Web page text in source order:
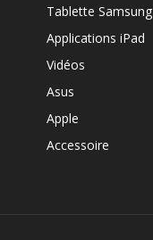
Tablette Samsung
Applications iPad
Vidéos
Asus
Apple
Accessoire